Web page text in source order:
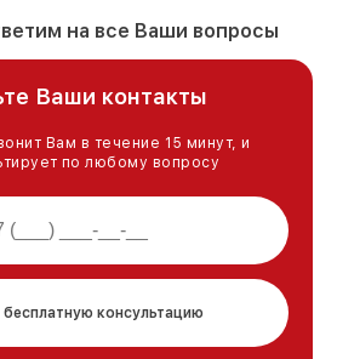
на все Ваши вопросы
Ваши контакты
Вам в течение 15 минут, и
по любому вопросу
консультацию